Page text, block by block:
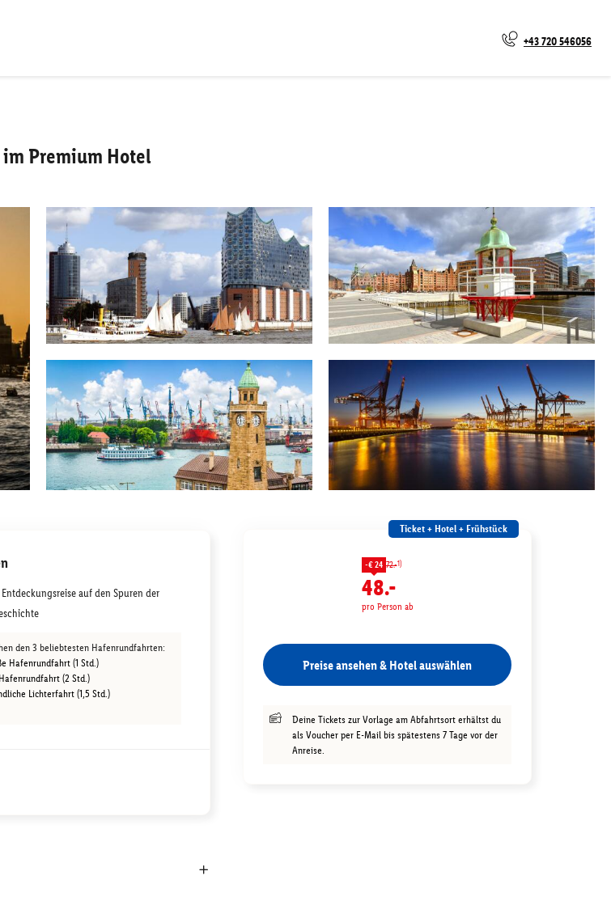
+43 720 546056
Premium Hotel
Ticket + Hotel + Frühstück
-€ 24 72.-1)
48.-
pro Person ab
Preise ansehen & Hotel auswählen
Deine Tickets zur Vorlage am Abfahrtsort erhältst du
als Voucher per E-Mail bis spätestens 7 Tage vor der
Anreise.
auf den Spuren der
den 3 beliebtesten Hafenrundfahrten:
Hafenrundfahrt (1 Std.)
(2 Std.)
Lichterfahrt (1,5 Std.)